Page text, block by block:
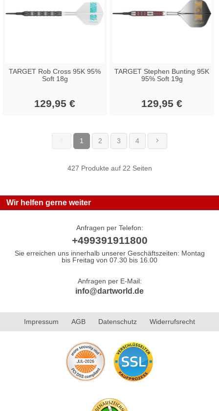
TARGET Rob Cross 95K 95%
Soft 18g
129,95 €
TARGET Stephen Bunting 95K
95% Soft 19g
129,95 €
1 (current)
2 3 4
427 Produkte auf 22 Seiten
Wir helfen gerne weiter
Anfragen per Telefon:
+499391911800
Sie erreichen uns innerhalb unserer Geschäftszeiten: Montag
bis Freitag von 07.30 bis 16.00
Anfragen per E-Mail:
info@dartworld.de
Impressum AGB Datenschutz Widerrufsrecht